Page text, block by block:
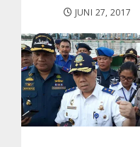
JUNI 27, 2017